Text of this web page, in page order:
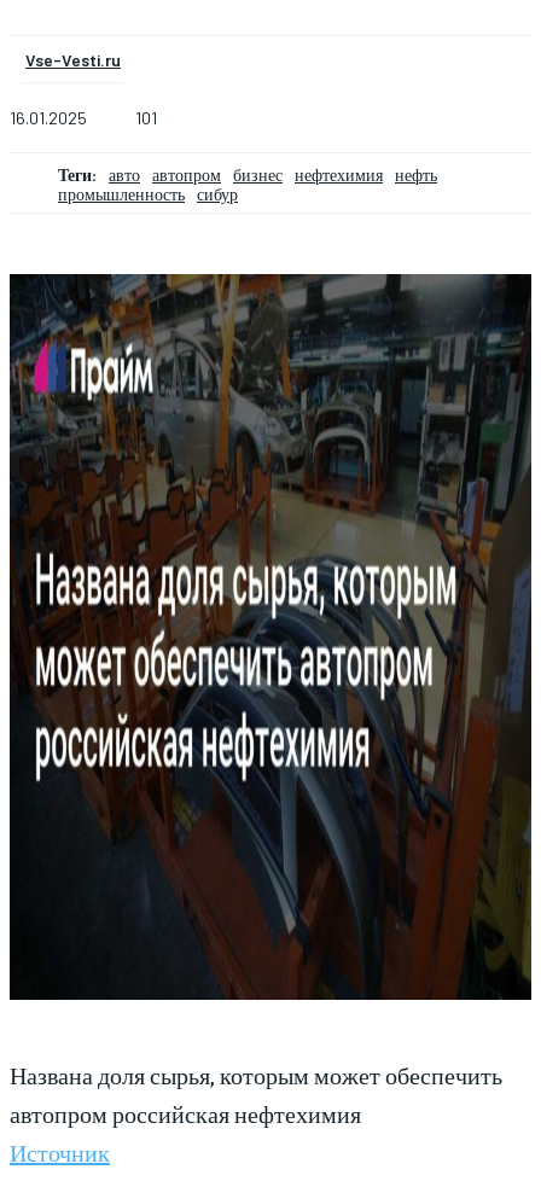
Vse-Vesti.ru
16.01.2025 101
Теги: авто автопром бизнес нефтехимия нефть
промышленность сибур
Названа доля сырья, которым может обеспечить
автопром российская нефтехимия
Источник